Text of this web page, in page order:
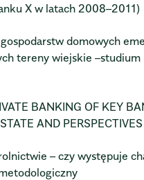
X w latach 2008–2011)
domowych
tereny wiejskie –studium
BANKING OF KEY
AND PERSPECTIVES
– czy występuje